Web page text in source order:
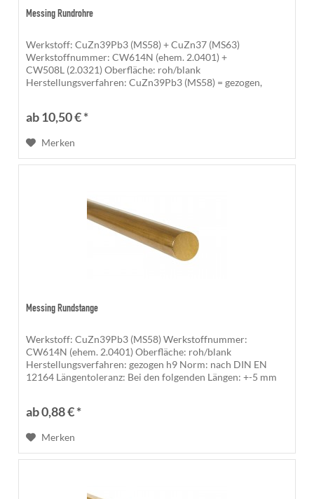
Messing Rundrohre
Werkstoff: CuZn39Pb3 (MS58) + CuZn37 (MS63)
Werkstoffnummer: CW614N (ehem. 2.0401) +
CW508L (2.0321) Oberfläche: roh/blank
Herstellungsverfahren: CuZn39Pb3 (MS58) = gezogen,
ab 10,50 € *
Merken
Messing Rundstange
Werkstoff: CuZn39Pb3 (MS58) Werkstoffnummer:
CW614N (ehem. 2.0401) Oberfläche: roh/blank
Herstellungsverfahren: gezogen h9 Norm: nach DIN EN
12164 Längentoleranz: Bei den folgenden Längen: +-5 mm
ab 0,88 € *
Merken